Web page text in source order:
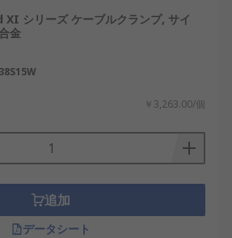
シリーズ ケーブルクランプ, サイ
金
￥3,263.00/個
追加
データシート